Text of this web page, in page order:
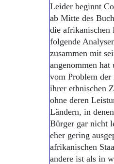
Leider beginnt
ab Mitte des
die afrikanischen
folgende
zusammen mit
angenommen hat
vom Problem
ihrer ethnischen
ohne deren
Ländern, in
Bürger gar nicht
eher gering
afrikanischen
andere ist als in